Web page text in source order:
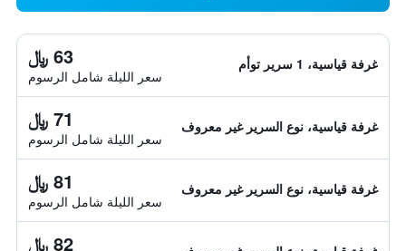
غرفة قياسية، 1 سرير توأم 63 ﷼
سعر الليلة شامل الرسوم
غرفة قياسية، نوع السرير غير معروف 71 ﷼
سعر الليلة شامل الرسوم
غرفة قياسية، نوع السرير غير معروف 81 ﷼
سعر الليلة شامل الرسوم
82 ﷼